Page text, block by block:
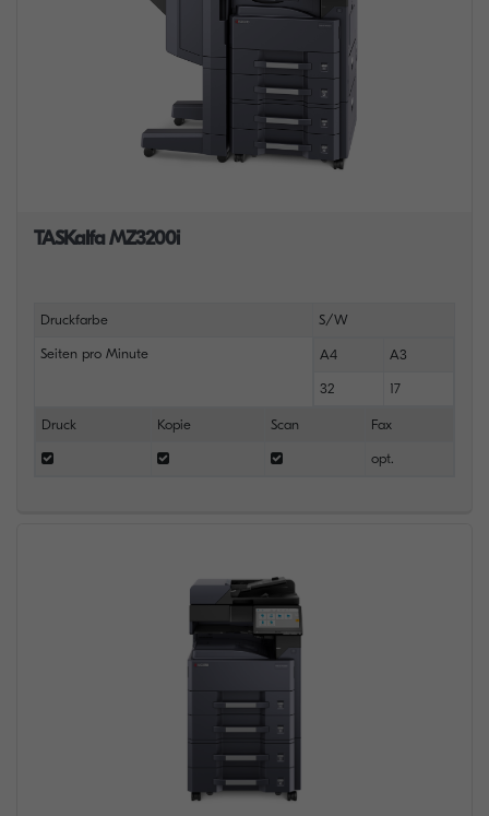
TASKalfa MZ3200i
Druckfarbe S/W
Seiten pro Minute A4 A3
32 17
Druck Kopie Scan Fax
opt.